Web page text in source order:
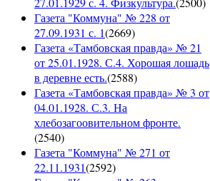
Газета "Коммуна" № 228 от
27.09.1931 с. 1(2669)
Газета «Тамбовская правда» № 21
от 25.01.1928. С.4. Хорошая лошадь
в деревне есть.(2588)
Газета «Тамбовская правда» № 3 от
04.01.1928. С.3. На
хлебозагоовительном фронте.
(2540)
Газета "Коммуна" № 271 от
22.11.1931(2592)